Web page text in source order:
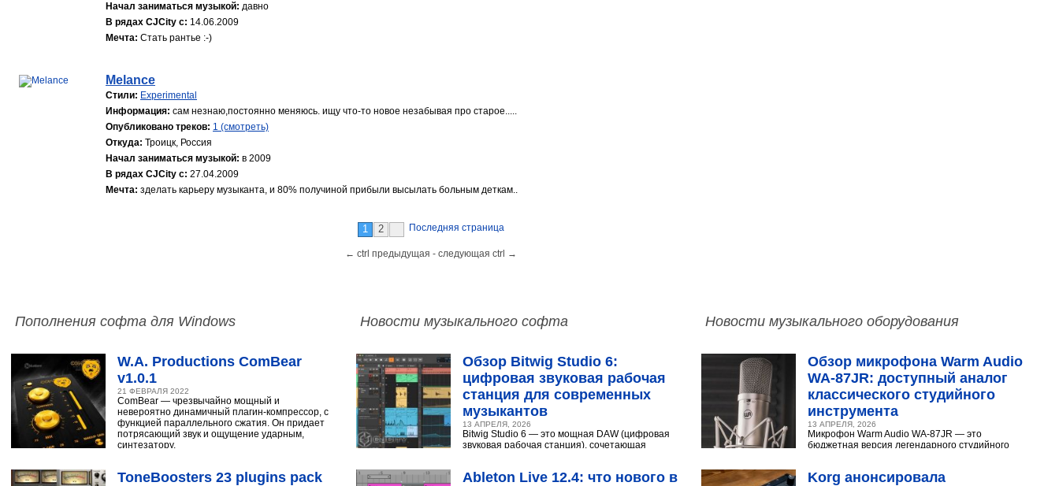
Начал заниматься музыкой: давно
В рядах CJCity с: 14.06.2009
Мечта: Стать рантье :-)
Melance
Стили: Experimental
Информация: сам незнаю,постоянно меняюсь. ищу что-то новое незабывая про старое.....
Опубликовано треков: 1 (смотреть)
Откуда: Троицк, Россия
Начал заниматься музыкой: в 2009
В рядах CJCity с: 27.04.2009
Мечта: зделать карьеру музыканта, и 80% получиной прибыли высылать больным деткам..
1 2 Последняя страница
← ctrl предыдущая - следующая ctrl →
Пополнения софта для Windows
W.A. Productions ComBear
v1.0.1
21 ФЕВРАЛЯ 2022
ComBear — чрезвычайно мощный и
невероятно динамичный плагин-компрессор, с
функцией параллельного сжатия. Он придает
потрясающий звук и ощущение ударным,
синтезатору,
ToneBoosters 23 plugins pack
Новости музыкального софта
Обзор Bitwig Studio 6:
цифровая звуковая рабочая
станция для современных
музыкантов
13 АПРЕЛЯ, 2026
Bitwig Studio 6 — это мощная DAW (цифровая
звуковая рабочая станция), сочетающая
Ableton Live 12.4: что нового в
Новости музыкального оборудования
Обзор микрофона Warm Audio
WA‑87JR: доступный аналог
классического студийного
инструмента
13 АПРЕЛЯ, 2026
Микрофон Warm Audio WA‑87JR — это
бюджетная версия легендарного студийного
Korg анонсировала